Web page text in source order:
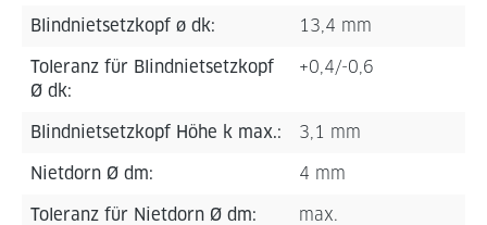
Blindnietsetzkopf ø dk: 13,4 mm
Toleranz für Blindnietsetzkopf
Ø dk:
+0,4/-0,6
Blindnietsetzkopf Höhe k max.: 3,1 mm
Nietdorn Ø dm: 4 mm
Toleranz für Nietdorn Ø dm: max.